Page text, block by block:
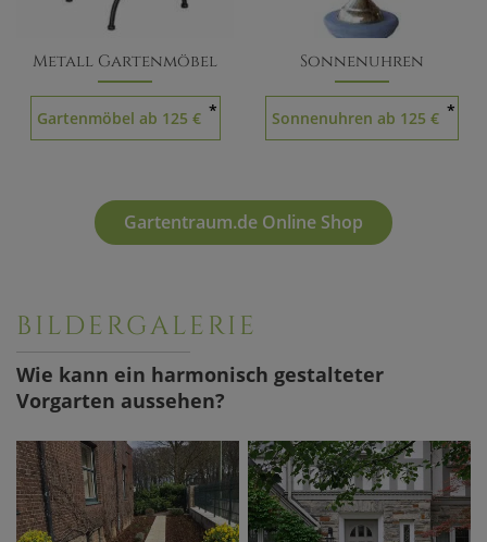
Metall Gartenmöbel
Gartenmöbel ab 125 € *
Sonnenuhren
Sonnenuhren ab 125 € *
Gartentraum.de Online Shop
BILDERGALERIE
Wie kann ein harmonisch gestalteter
Vorgarten aussehen?